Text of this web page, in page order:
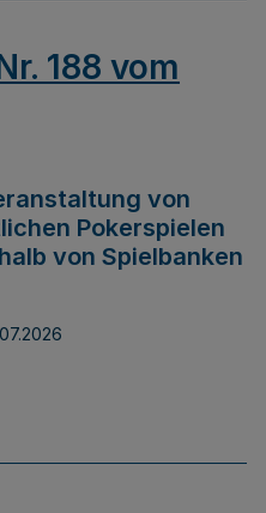
188 vom
von
Pokerspielen
von Spielbanken